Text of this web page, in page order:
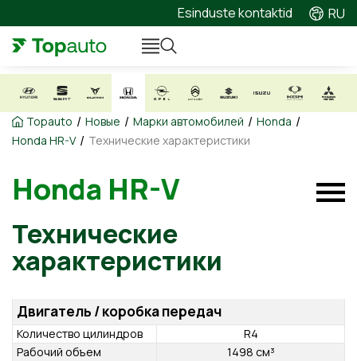
Esinduste kontaktid RU
Topauto / Новые / Марки автомобилей / Honda /
Honda HR-V / Технические характеристики
Honda HR-V
Технические
характеристики
Двигатель / коробка передач